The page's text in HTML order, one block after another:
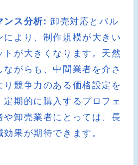
ンス分析: 卸売対応とバル
により、制作規模が大きい
トが大きくなります。天然
がらも、中間業者を介さ
り競争力のある価格設定を
期的に購入するプロフェ
や卸売業者にとっては、長
果が期待できます。